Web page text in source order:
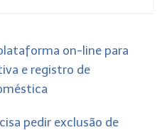
on-line para
e registro de
pedir exclusão de